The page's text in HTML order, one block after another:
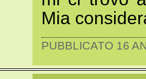
Mia
PUBBLICATO 16